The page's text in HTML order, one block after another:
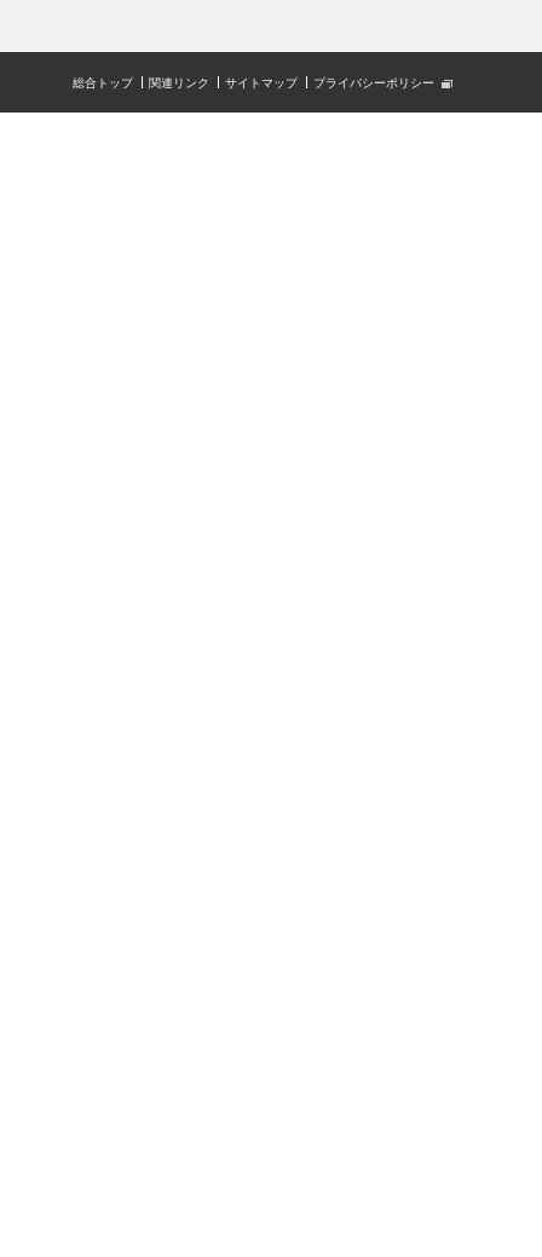
総合トップ 関連リンク サイトマップ プライバシーポリシー